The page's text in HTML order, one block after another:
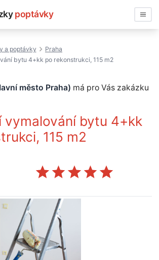
poptávky
a poptávky
Praha
bytu 4+kk po rekonstrukci, 115 m2
město Praha) má pro Vás zakázku
vymalování bytu 4+kk
115 m2